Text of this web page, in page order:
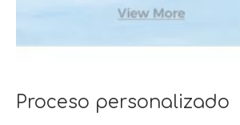
Proceso personalizado